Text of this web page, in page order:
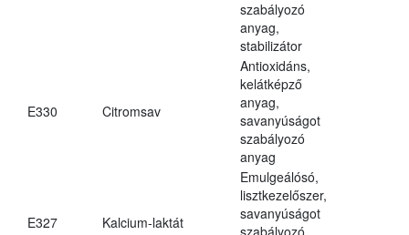
szabályozó
anyag,
stabilizátor
E330 Citromsav
Antioxidáns,
kelátképző
anyag,
savanyúságot
szabályozó
anyag
E327 Kalcium-laktát
Emulgeálósó,
lisztkezelőszer,
savanyúságot
szabályozó